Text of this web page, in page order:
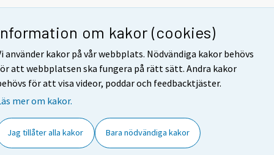
om kakor (cookies)
använder kakor på vår webbplats. Nödvändiga kakor behövs
att webbplatsen ska fungera på rätt sätt. Andra kakor
för att visa videor, poddar och feedbacktjäster.
mer om kakor.
Jag tillåter alla kakor Bara nödvändiga kakor